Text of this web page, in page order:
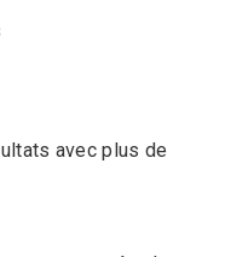
avec plus de